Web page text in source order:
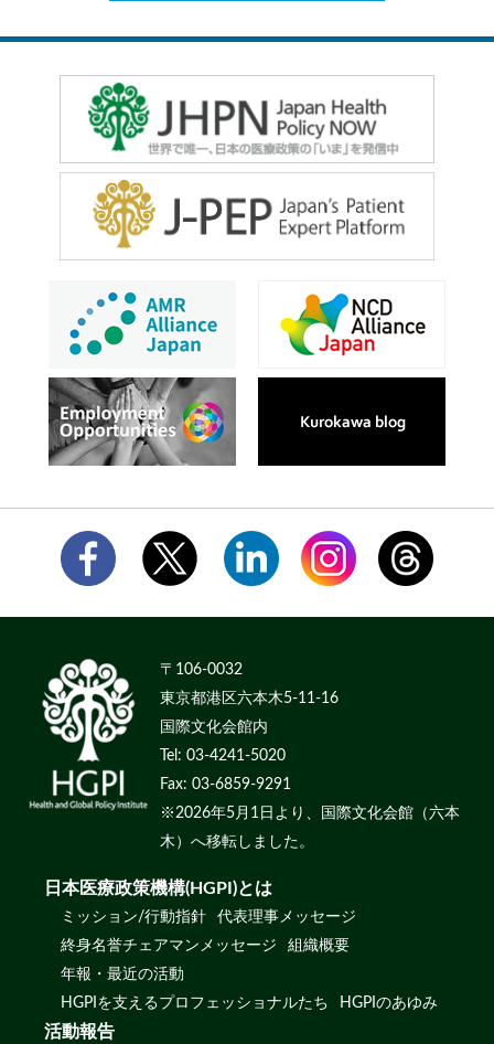
〒106-0032
東京都港区六本木5-11-16
国際文化会館内
Tel: 03-4241-5020
Fax: 03-6859-9291
※2026年5月1日より、国際文化会館（六本
木）へ移転しました。
日本医療政策機構(HGPI)とは
ミッション/行動指針
代表理事メッセージ
終身名誉チェアマンメッセージ
組織概要
年報・最近の活動
HGPIを支えるプロフェッショナルたち
HGPIのあゆみ
活動報告